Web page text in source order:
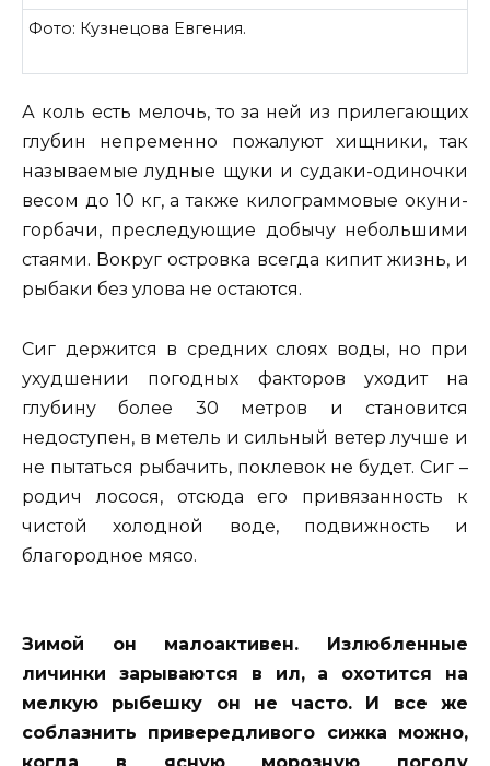
Фото: Кузнецова Евгения.
А коль есть мелочь, то за ней из прилегающих
глубин непременно пожалуют хищники, так
называемые лудные щуки и судаки-одиночки
весом до 10 кг, а также килограммовые окуни-
горбачи, преследующие добычу небольшими
стаями. Вокруг островка всегда кипит жизнь, и
рыбаки без улова не остаются.
Сиг держится в средних слоях воды, но при
ухудшении погодных факторов уходит на
глубину более 30 метров и становится
недоступен, в метель и сильный ветер лучше и
не пытаться рыбачить, поклевок не будет. Сиг –
родич лосося, отсюда его привязанность к
чистой холодной воде, подвижность и
благородное мясо.
Зимой он малоактивен. Излюбленные
личинки зарываются в ил, а охотится на
мелкую рыбешку он не часто. И все же
соблазнить привередливого сижка можно,